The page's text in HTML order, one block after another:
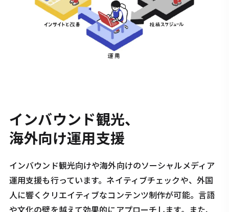
インバウンド観光、
海外向け運用支援
インバウンド観光向けや海外向けのソーシャルメディア
運用支援も行っています。ネイティブチェックや、外国
人に響くクリエイティブなコンテンツ制作が可能。言語
や文化の壁を越えて効果的にアプローチします。また、